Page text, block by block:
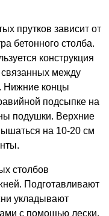
прутков зависит от
бетонного столба.
конструкция
связанных между
Нижние концы
подсыпке на
подушки. Верхние
на 10-20 см
столбов
Подготавливают
укладывают
с помощью лески.